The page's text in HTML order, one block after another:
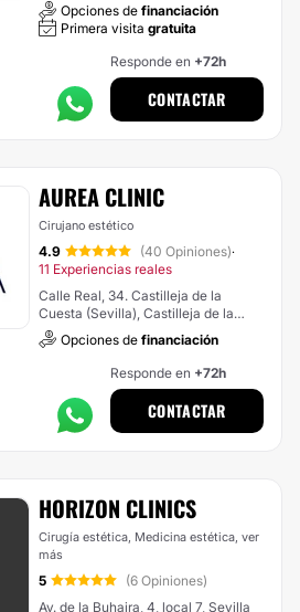
Opciones de financiación
Primera visita gratuita
Responde en +72h
CONTACTAR
AUREA CLINIC
Cirujano estético
4.9 (40 Opiniones)·
11 Experiencias reales
Calle Real, 34. Castilleja de la
Cuesta (Sevilla), Castilleja de la
Cuesta
Opciones de financiación
Responde en +72h
CONTACTAR
HORIZON CLINICS
Cirugía estética, Medicina estética, ver
más
5
(6 Opiniones)
Av. de la Buhaira, 4, local 7, Sevilla